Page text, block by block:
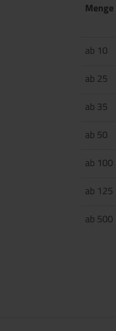
Menge
ab 10
ab 25
ab 35
ab 50
ab 100
ab 125
ab 500